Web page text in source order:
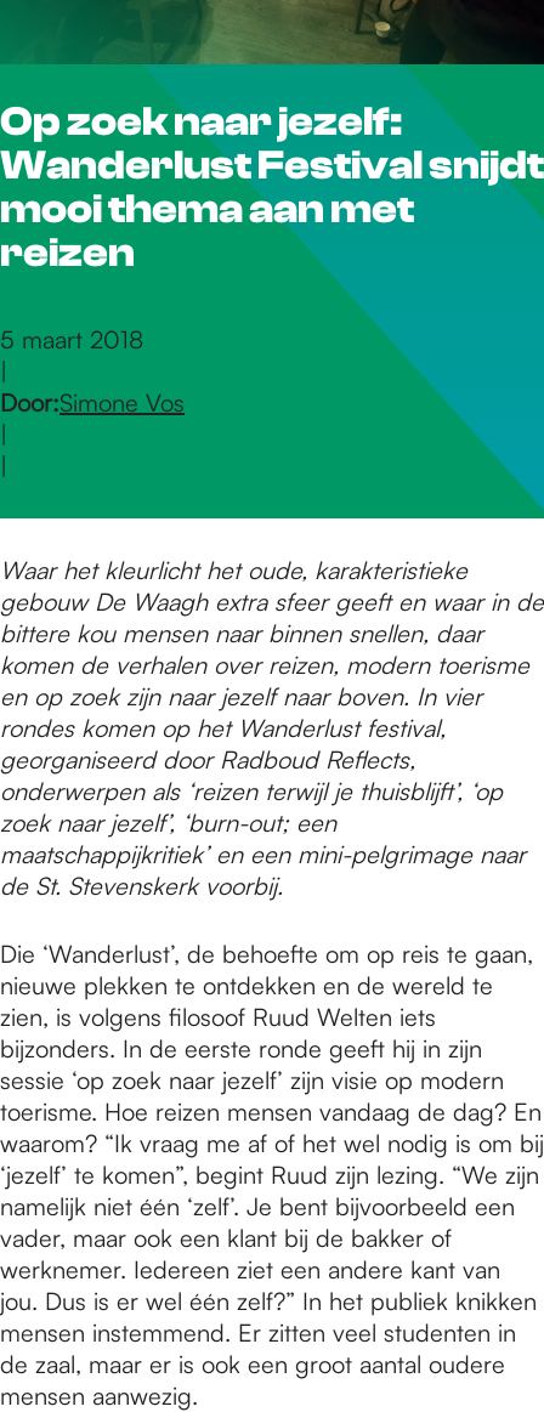
r
d
e
e
p
a
g
e
Op zoek naar jezelf:
Wanderlust Festival snijdt
mooi thema aan met
reizen
5 maart 2018
|
Door:Simone Vos
|
|
Waar het kleurlicht het oude, karakteristieke
gebouw De Waagh extra sfeer geeft en waar in de
bittere kou mensen naar binnen snellen, daar
komen de verhalen over reizen, modern toerisme
en op zoek zijn naar jezelf naar boven. In vier
rondes komen op het Wanderlust festival,
georganiseerd door Radboud Reflects,
onderwerpen als ‘reizen terwijl je thuisblijft’, ‘op
zoek naar jezelf’, ‘burn-out; een
maatschappijkritiek’ en een mini-pelgrimage naar
de St. Stevenskerk voorbij.
Die ‘Wanderlust’, de behoefte om op reis te gaan,
nieuwe plekken te ontdekken en de wereld te
zien, is volgens filosoof Ruud Welten iets
bijzonders. In de eerste ronde geeft hij in zijn
sessie ‘op zoek naar jezelf’ zijn visie op modern
toerisme. Hoe reizen mensen vandaag de dag? En
waarom? “Ik vraag me af of het wel nodig is om bij
‘jezelf’ te komen”, begint Ruud zijn lezing. “We zijn
namelijk niet één ‘zelf’. Je bent bijvoorbeeld een
vader, maar ook een klant bij de bakker of
werknemer. Iedereen ziet een andere kant van
jou. Dus is er wel één zelf?” In het publiek knikken
mensen instemmend. Er zitten veel studenten in
de zaal, maar er is ook een groot aantal oudere
mensen aanwezig.